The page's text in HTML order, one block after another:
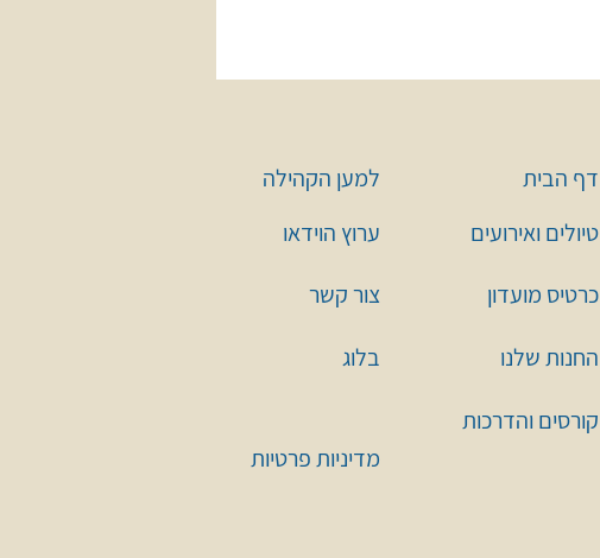
למען הקהילה
ערוץ הוידאו
צור קשר
בלוג
דף הבית
טיולים ואירועים
כרטיס מועדון
החנות שלנו
קורסים והדרכות
מדיניות פרטיות